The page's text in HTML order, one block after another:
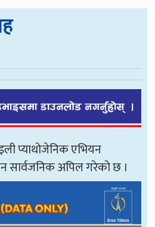
प्याथोजेनिक एभियन
सार्वजनिक अपिल गरेको छ ।